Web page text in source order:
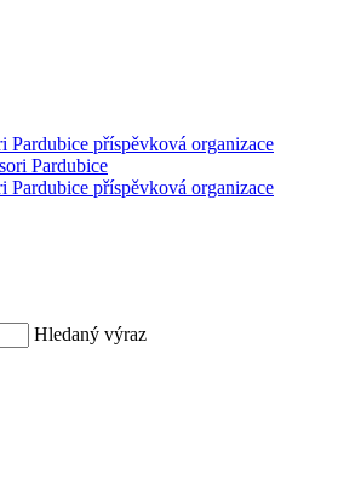
Pardubice příspěvková organizace
Pardubice příspěvková organizace
Hledaný výraz